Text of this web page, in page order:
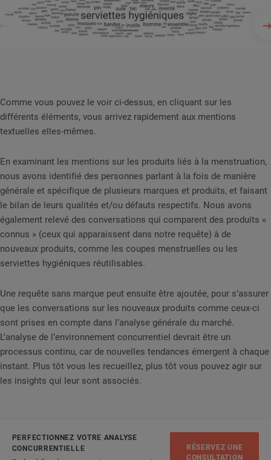
Comme vous pouvez le voir ci-dessus, en cliquant sur les
différents éléments, vous arrivez rapidement aux mentions
textuelles elles-mêmes.
En examinant les mentions sur les produits liés à la menstruation,
nous avons identifié des personnes parlant à la fois de manière
générale et spécifique de plusieurs marques et produits, et faisant
le bilan de leurs qualités et/ou défauts respectifs. Nous avons
également relevé des conversations qui comparent des produits «
connus » (ceux qui apparaissent dans notre requête) à de
nouveaux produits, comme les coupes menstruelles ou les
serviettes hygiéniques réutilisables.
Une requête sans marque peut ensuite être ajoutée, pour s’assurer
que les conversations sur les nouveaux produits comme ceux-ci
sont prises en compte dans l’analyse générale du marché.
L’analyse de l’environnement concurrentiel devrait être un
processus continu, car de nouvelles tendances émergent à chaque
instant. Plus tôt vous les recueillez, plus tôt vous pouvez agir sur
les insights qui leur sont associés.
PERFECTIONNEZ VOTRE ANALYSE
CONCURRENTIELLE
RÉSERVEZ UNE
CONSULTATION